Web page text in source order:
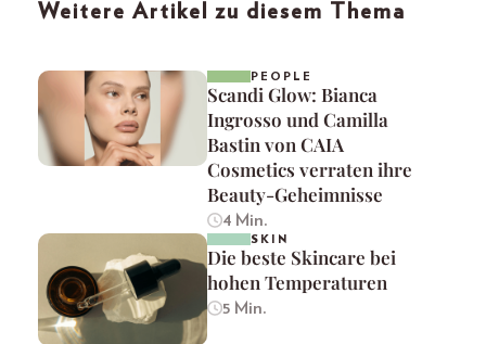
Weitere Artikel zu diesem Thema
PEOPLE
Scandi Glow: Bianca
Ingrosso und Camilla
Bastin von CAIA
Cosmetics verraten ihre
Beauty-Geheimnisse
4 Min.
SKIN
Die beste Skincare bei
hohen Temperaturen
5 Min.